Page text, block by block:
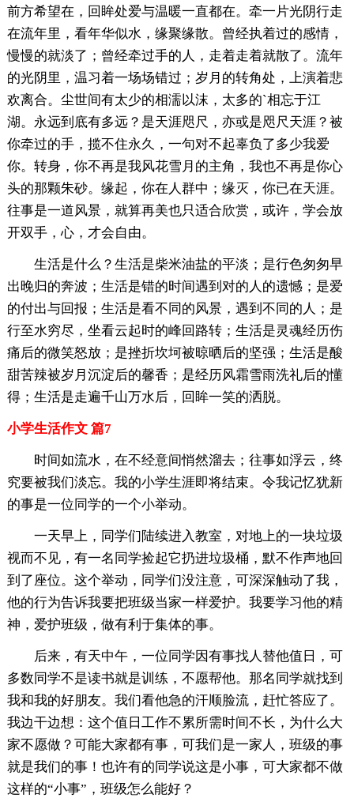
前方希望在，回眸处爱与温暖一直都在。牵一片光阴行走
在流年里，看年华似水，缘聚缘散。曾经执着过的感情，
慢慢的就淡了；曾经牵过手的人，走着走着就散了。流年
的光阴里，温习着一场场错过；岁月的转角处，上演着悲
欢离合。尘世间有太少的相濡以沫，太多的`相忘于江
湖。永远到底有多远？是天涯咫尺，亦或是咫尺天涯？被
你牵过的手，揽不住永久，一句对不起辜负了多少我爱
你。转身，你不再是我风花雪月的主角，我也不再是你心
头的那颗朱砂。缘起，你在人群中；缘灭，你已在天涯。
往事是一道风景，就算再美也只适合欣赏，或许，学会放
开双手，心，才会自由。
生活是什么？生活是柴米油盐的平淡；是行色匆匆早
出晚归的奔波；生活是错的时间遇到对的人的遗憾；是爱
的付出与回报；生活是看不同的风景，遇到不同的人；是
行至水穷尽，坐看云起时的峰回路转；生活是灵魂经历伤
痛后的微笑怒放；是挫折坎坷被晾晒后的坚强；生活是酸
甜苦辣被岁月沉淀后的馨香；是经历风霜雪雨洗礼后的懂
得；生活是走遍千山万水后，回眸一笑的洒脱。
小学生活作文 篇7
时间如流水，在不经意间悄然溜去；往事如浮云，终
究要被我们淡忘。我的小学生涯即将结束。令我记忆犹新
的事是一位同学的一个小举动。
一天早上，同学们陆续进入教室，对地上的一块垃圾
视而不见，有一名同学捡起它扔进垃圾桶，默不作声地回
到了座位。这个举动，同学们没注意，可深深触动了我，
他的行为告诉我要把班级当家一样爱护。我要学习他的精
神，爱护班级，做有利于集体的事。
后来，有天中午，一位同学因有事找人替他值日，可
多数同学不是读书就是训练，不愿帮他。那名同学就找到
我和我的好朋友。我们看他急的汗顺脸流，赶忙答应了。
我边干边想：这个值日工作不累所需时间不长，为什么大
家不愿做？可能大家都有事，可我们是一家人，班级的事
就是我们的事！也许有的同学说这是小事，可大家都不做
这样的“小事”，班级怎么能好？